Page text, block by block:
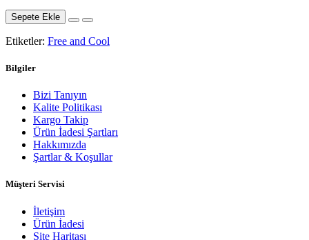
Sepete Ekle
Etiketler: Free and Cool
Bilgiler
Bizi Tanıyın
Kalite Politikası
Kargo Takip
Ürün İadesi Şartları
Hakkımızda
Şartlar & Koşullar
Müşteri Servisi
İletişim
Ürün İadesi
Site Haritası